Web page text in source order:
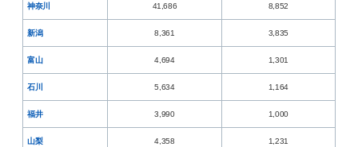
神奈川 41,686 8,852
新潟 8,361 3,835
富山 4,694 1,301
石川 5,634 1,164
福井 3,990 1,000
山梨 4,358 1,231